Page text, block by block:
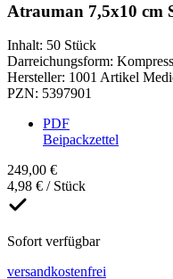
Atrauman 7,5x10 cm
Inhalt: 50 Stück
Darreichungsform:
Hersteller: 1001 Artikel
PZN: 5397901
PDF
Beipackzettel
249,00 €
4,98 € / Stück
Sofort verfügbar
versandkostenfrei